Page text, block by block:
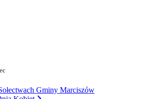
Gminy Marciszów